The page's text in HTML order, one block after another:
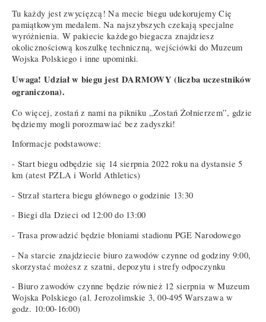
Tu każdy jest zwycięzcą! Na mecie biegu udekorujemy Cię
pamiątkowym medalem. Na najszybszych czekają specjalne
wyróżnienia. W pakiecie każdego biegacza znajdziesz
okolicznościową koszulkę techniczną, wejściówki do Muzeum
Wojska Polskiego i inne upominki.
Uwaga! Udział w biegu jest DARMOWY (liczba uczestników
ograniczona).
Co więcej, zostań z nami na pikniku „Zostań Żołnierzem”, gdzie
będziemy mogli porozmawiać bez zadyszki!
Informacje podstawowe:
- Start biegu odbędzie się 14 sierpnia 2022 roku na dystansie 5
km (atest PZLA i World Athletics)
- Strzał startera biegu głównego o godzinie 13:30
- Biegi dla Dzieci od 12:00 do 13:00
- Trasa prowadzić będzie błoniami stadionu PGE Narodowego
- Na starcie znajdziecie biuro zawodów czynne od godziny 9:00,
skorzystać możesz z szatni, depozytu i strefy odpoczynku
- Biuro zawodów czynne będzie również 12 sierpnia w Muzeum
Wojska Polskiego (al. Jerozolimskie 3, 00-495 Warszawa w
godz. 10:00-16:00)